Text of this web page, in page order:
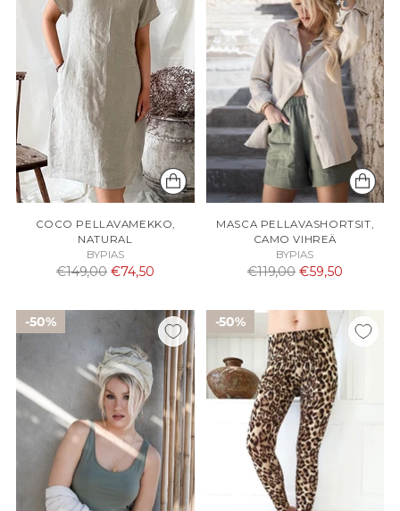
COCO PELLAVAMEKKO,
NATURAL
BYPIAS
Normaali
€149,00 €74,50
MASCA PELLAVASHORTSIT,
CAMO VIHREÄ
BYPIAS
Normaali
€119,00 €59,50
50% 50%